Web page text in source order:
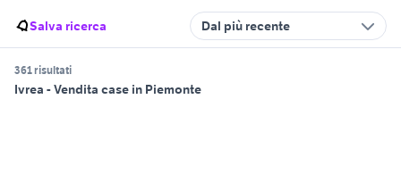
Salva ricerca Dal più recente
361 risultati
Ivrea - Vendita case in Piemonte